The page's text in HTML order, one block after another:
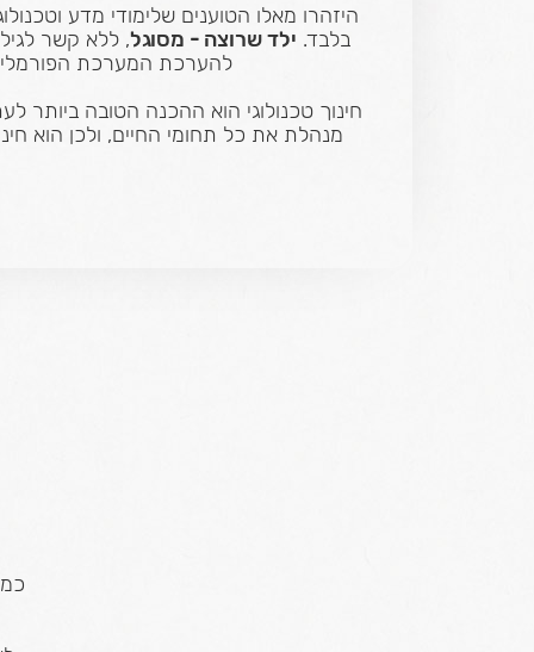
היזהרו מאלו הטוענים שלימודי מדע
בלבד. ילד שרוצה - מסוגל, ללא קשר
להערכת המערכת
חינוך טכנולוגי הוא ההכנה הטובה ביותר
מנהלת את כל תחומי החיים, ולכן הוא